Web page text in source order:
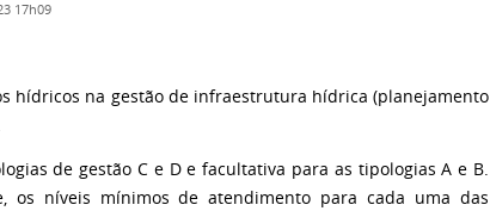
17h09
hídricos na gestão de infraestrutura hídrica (planejamento
de gestão C e D e facultativa para as tipologias A e B.
os níveis mínimos de atendimento para cada uma das